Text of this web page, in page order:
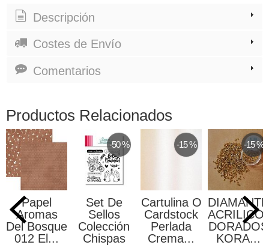
Descripción
Costes de Envío
Comentarios
Productos Relacionados
Papel
Aromas
Del Bosque
012 El...
-50 %
Set De
Sellos
Colección
Chispas
-15 %
Cartulina O
Cardstock
Perlada
Crema...
-15 %
DORADOS
KORA...